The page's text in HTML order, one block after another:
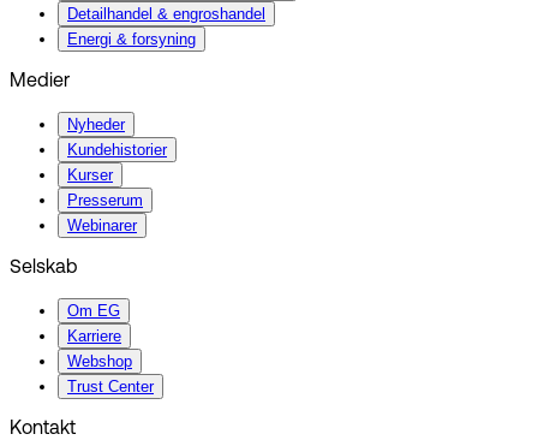
Detailhandel & engroshandel
Energi & forsyning
Medier
Nyheder
Kundehistorier
Kurser
Presserum
Webinarer
Selskab
Om EG
Karriere
Webshop
Trust Center
Kontakt